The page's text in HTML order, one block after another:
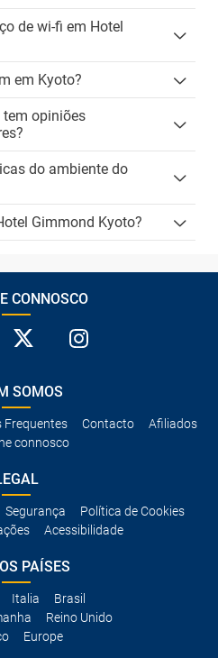
de wi-fi em Hotel
em Kyoto?
tem opiniões
do ambiente do
Gimmond Kyoto?
CONNOSCO
SOMOS
Frequentes Contacto
Afiliados
connosco
Segurança
Política de Cookies
Acessibilidade
PAÍSES
Italia
Brasil
Reino Unido
Europe